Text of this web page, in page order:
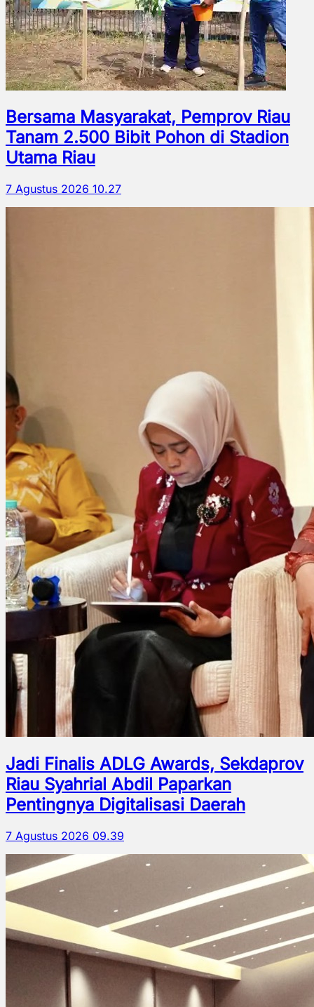
Bersama Masyarakat, Pemprov Riau
Tanam 2.500 Bibit Pohon di Stadion
Utama Riau
7 Agustus 2026 10.27
Jadi Finalis ADLG Awards, Sekdaprov
Riau Syahrial Abdil Paparkan
Pentingnya Digitalisasi Daerah
7 Agustus 2026 09.39